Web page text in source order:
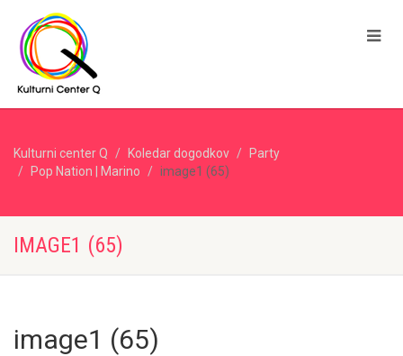
Kulturni center Q Koledar dogodkov
Party
Pop Nation | Marino
image1 (65)
IMAGE1 (65)
image1 (65)